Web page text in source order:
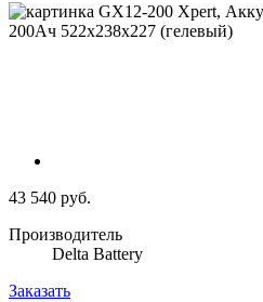
43 540 руб.
Производитель
Delta Battery
Заказать